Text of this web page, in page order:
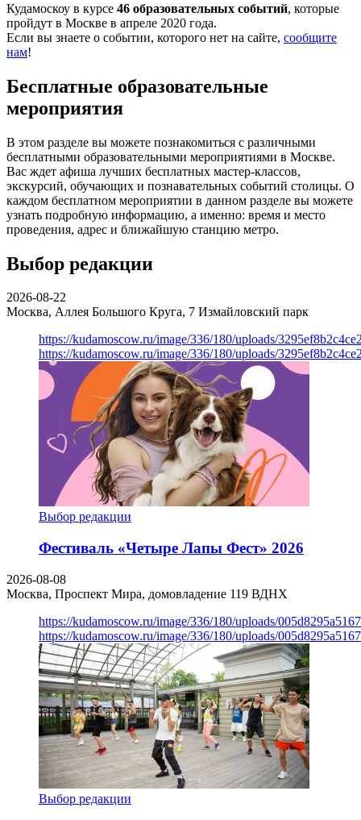
Кудамоскоу в курсе 46 образовательных событий, которые
пройдут в Москве в апреле 2020 года.
Если вы знаете о событии, которого нет на сайте, сообщите
нам!
Бесплатные образовательные
мероприятия
В этом разделе вы можете познакомиться с различными
бесплатными образовательными мероприятиями в Москве.
Вас ждет афиша лучших бесплатных мастер-классов,
экскурсий, обучающих и познавательных событий столицы. О
каждом бесплатном мероприятии в данном разделе вы можете
узнать подробную информацию, а именно: время и место
проведения, адрес и ближайшую станцию метро.
Выбор редакции
2026-08-22
Москва, Аллея Большого Круга, 7 Измайловский парк
https://kudamoscow.ru/image/336/180/uploads/
https://kudamoscow.ru/image/336/180/uploads/
Выбор редакции
Фестиваль «Четыре Лапы Фест» 2026
2026-08-08
Москва, Проспект Мира, домовладение 119 ВДНХ
https://kudamoscow.ru/image/336/180/uploads/
https://kudamoscow.ru/image/336/180/uploads/
Выбор редакции